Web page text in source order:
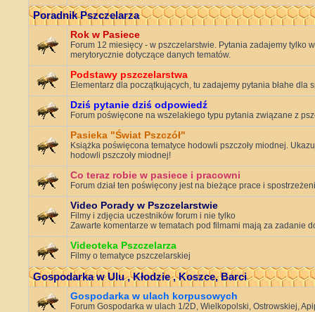
Poradnik Pszczelarza
Rok w Pasiece
Forum 12 miesięcy - w pszczelarstwie. Pytania zadajemy tylko
merytorycznie dotyczące danych tematów.
Podstawy pszczelarstwa
Elementarz dla początkujących, tu zadajemy pytania błahe dla
Dziś pytanie dziś odpowiedź
Forum poświęcone na wszelakiego typu pytania związane z
Pasieka "Świat Pszczół"
Książka poświęcona tematyce hodowli pszczoły miodnej.
hodowli pszczoły miodnej!
Co teraz robie w pasiece i pracowni
Forum dział ten poświęcony jest na bieżące prace i
Video Porady w Pszczelarstwie
Filmy i zdjęcia uczestników forum i nie tylko
Zawarte komentarze w tematach pod filmami mają za zadanie
Videoteka Pszczelarza
Filmy o tematyce pszczelarskiej
Gospodarka w Ulu , Kłodzie , Koszce, Barci
Gospodarka w ulach korpusowych
Forum Gospodarka w ulach 1/2D, Wielkopolski, Ostrowskiej,